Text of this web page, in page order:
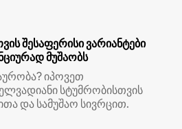
შესაფერისი ვარიანტები
მუშაობს
იპოვეთ
სტუმრობისთვის
და სამუშაო სივრცით.